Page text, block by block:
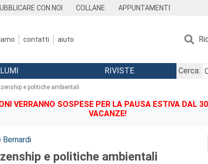
CON NOI COLLANE APPUNTAMENTI
contatti aiuto
RIVISTE
Cerca:
e politiche ambientali
VERRANNO SOSPESE PER LA PAUSA ESTIVA DAL
VACANZE!
Bernardi
e politiche ambientali